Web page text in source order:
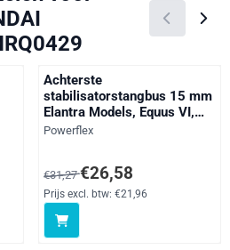
Achterste
stabilisatorstangbus 15 mm
Elantra Models, Equus VI,
Genesis BH, i30 Models,
iX35 Models, Veloster
Models,
Cee'd/Proceed/XCeed
Models, Niro DE, Optima JF,
Sportage Models, straat
Merk:
Powerflex
Van 31,27 voor 26,58, exclusief
€31,27€26,58
Prijs excl. btw: €21,96